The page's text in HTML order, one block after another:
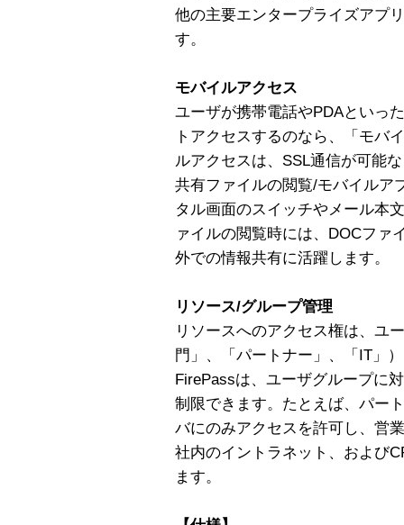
他の主要エンタープライズアプ
す。
モバイルアクセス
ユーザが携帯電話やPDAといっ
トアクセスするのなら、「モバ
ルアクセスは、SSL通信が可能
共有ファイルの閲覧/モバイルア
タル画面のスイッチやメール本
ァイルの閲覧時には、DOCファ
外での情報共有に活躍します。
リソース/グループ管理
リソースへのアクセス権は、ユ
門」、「パートナー」、「IT」
FirePassは、ユーザグループに
制限できます。たとえば、パー
バにのみアクセスを許可し、営
社内のイントラネット、および
ます。